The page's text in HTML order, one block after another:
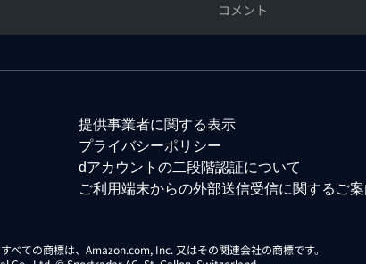
コメント
提供事業者に関する表示
プライバシーポリシー
dアカウントの二段階認証について
ご利用端末からの外部送信受信に関するご案
ての商標は、Amazon.com, Inc. 又はその関連会社の商標です。